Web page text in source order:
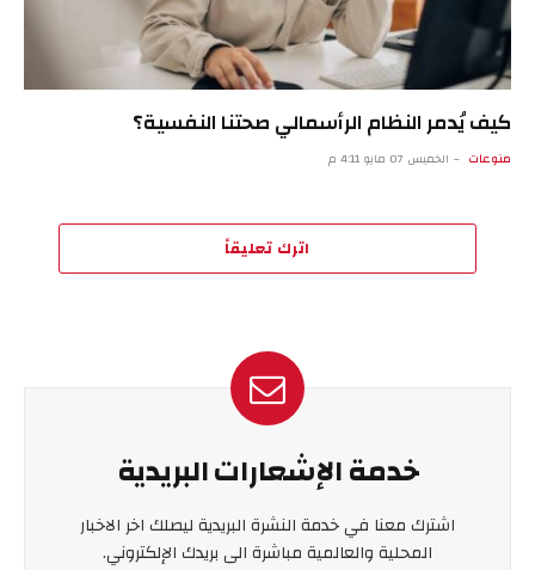
كيف يُدمر النظام الرأسمالي صحتنا النفسية؟
منوعات الخميس 07 مايو 4:11 م
اترك تعليقاً
خدمة الإشعارات البريدية
اشترك معنا في خدمة النشرة البريدية ليصلك اخر الاخبار
المحلية والعالمية مباشرة الى بريدك الإلكتروني.